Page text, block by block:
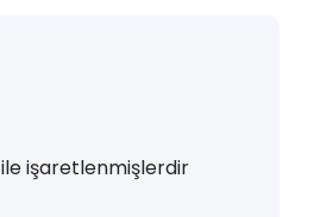
ile işaretlenmişlerdir